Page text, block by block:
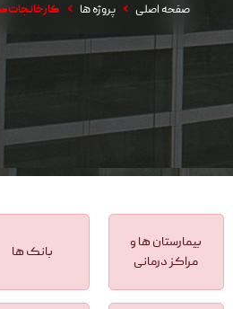
صفحه اصلی پروژه ها کارخانجات
بیمارستان ها و
مراکز درمانی
بانک ها